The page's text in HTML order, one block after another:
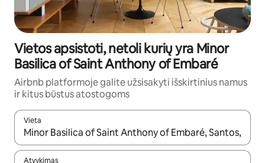
Vietos apsistoti, netoli kurių yra Minor
Basilica of Saint Anthony of Embaré
Airbnb platformoje galite užsisakyti išskirtinius namus
ir kitus būstus atostogoms
Vieta
Kai pasirodys paieškos rezultatai, juos naršyti galite
Atvykimas